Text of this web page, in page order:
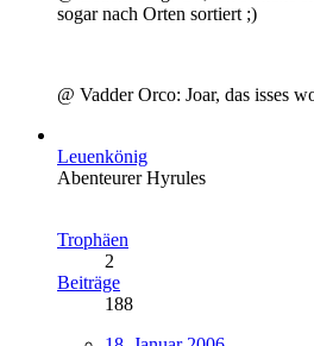
sogar nach Orten sortiert ;)
@ Vadder Orco: Joar, das isses
Leuenkönig
Abenteurer Hyrules
Trophäen
2
Beiträge
188